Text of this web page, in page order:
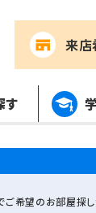
来店
す
希望のお部屋探し